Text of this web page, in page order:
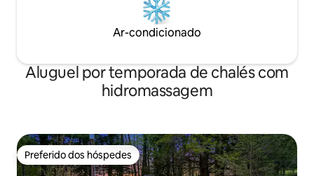
Ar-condicionado
Aluguel por temporada de chalés com
hidromassagem
Preferido dos hóspedes
Preferido dos hóspedes